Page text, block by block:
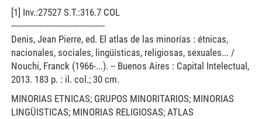
[1] Inv.:27527 S.T.:316.7 COL
----------------------------------------
Denis, Jean Pierre, ed. El atlas de las minorías : étnicas,
nacionales, sociales, lingüísticas, religiosas, sexuales... /
Nouchi, Franck (1966-...). -- Buenos Aires : Capital Intelectual,
2013. 183 p. : il. col.; 30 cm.
MINORIAS ETNICAS; GRUPOS MINORITARIOS; MINORIAS
LINGÜISTICAS; MINORIAS RELIGIOSAS; ATLAS